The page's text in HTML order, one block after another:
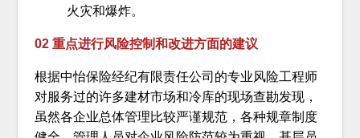
火灾和爆炸。
02 重点进行风险控制和改进方面的建议
根据中怡保险经纪有限责任公司的专业风险工程师
对服务过的许多建材市场和冷库的现场查勘发现，
虽然各企业总体管理比较严谨规范，各种规章制度